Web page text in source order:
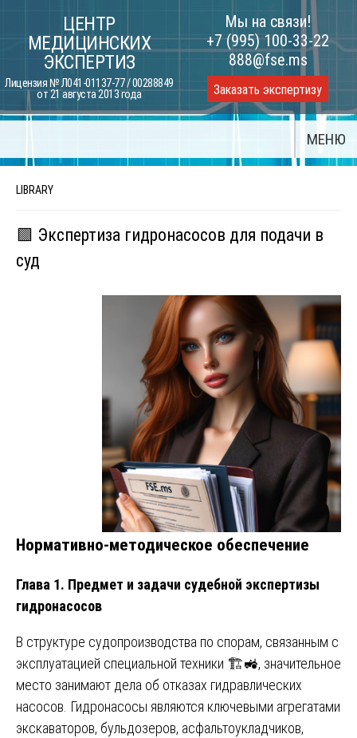
content
ЦЕНТР
МЕДИЦИНСКИХ
ЭКСПЕРТИЗ
Лицензия № Л041-01137-77 / 00288849
от 21 августа 2013 года
Мы на связи!
+7 (995) 100-33-22
888@fse.ms
Заказать экспертизу
МЕНЮ
LIBRARY
🟩 Экспертиза гидронасосов для подачи в
суд
Нормативно-методическое обеспечение
Глава 1. Предмет и задачи судебной экспертизы
гидронасосов
В структуре судопроизводства по спорам, связанным с
эксплуатацией специальной техники 🏗️🚜, значительное
место занимают дела об отказах гидравлических
насосов. Гидронасосы являются ключевыми агрегатами
экскаваторов, бульдозеров, асфальтоукладчиков,